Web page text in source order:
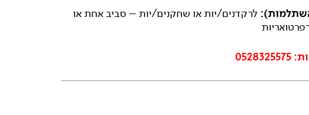
לרקדנים/יות או שחקנים/יות – סביב אחת או